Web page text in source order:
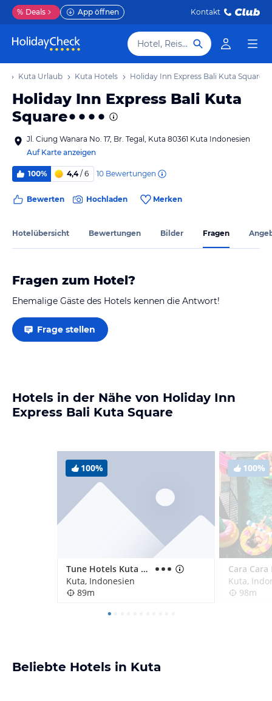
% Deals App öffnen Kontakt
Hotel, Reiseziel
Kuta Urlaub Kuta Hotels Holiday Inn Express Bali Kuta Square
Holiday Inn Express Bali Kuta
Square
Jl. Ciung Wanara No. 17, Br. Tegal, Kuta 80361 Kuta Indonesien
Auf Karte anzeigen
100% 4,4/ 6 10 Bewertungen
Bewerten Hochladen Merken
Hotelübersicht Bewertungen Bilder Fragen
Fragen zum Hotel?
Ehemalige Gäste des Hotels kennen die Antwort!
Frage stellen
Hotels in der Nähe von Holiday Inn
Express Bali Kuta Square
100%
Tune Hotels Kuta Bali
Kuta, Indonesien
89m
100%
Cara Cara
Kuta,
98m
Beliebte Hotels in Kuta